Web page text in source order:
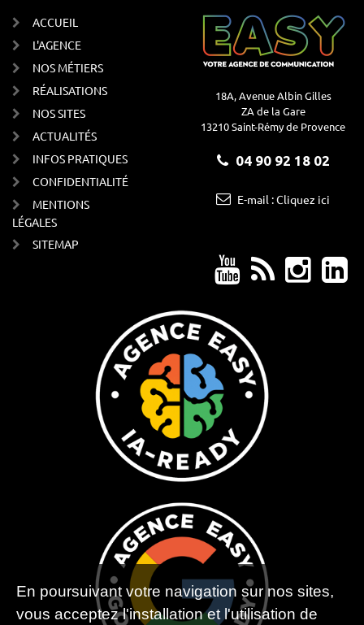
ACCUEIL
L'AGENCE
NOS MÉTIERS
RÉALISATIONS
NOS SITES
ACTUALITÉS
INFOS PRATIQUES
CONFIDENTIALITÉ
MENTIONS
LÉGALES
SITEMAP
18A, Avenue Albin Gilles
ZA de la Gare
13210 Saint-Rémy de Provence
04 90 92 18 02
E-mail : Cliquez ici
En poursuivant votre navigation sur nos sites,
vous acceptez l'installation et l'utilisation de